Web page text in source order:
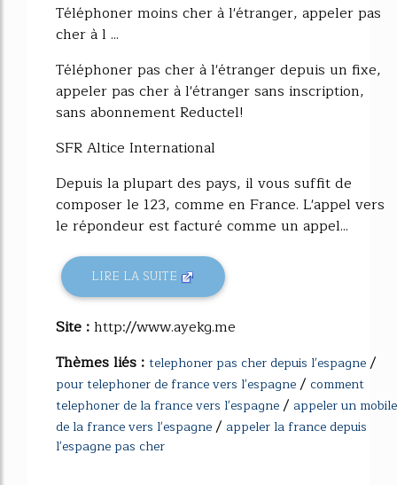
Téléphoner moins cher à l'étranger, appeler pas
cher à l ...
Téléphoner pas cher à l'étranger depuis un fixe,
appeler pas cher à l'étranger sans inscription,
sans abonnement Reductel!
SFR Altice International
Depuis la plupart des pays, il vous suffit de
composer le 123, comme en France. L'appel vers
le répondeur est facturé comme un appel...
LIRE LA SUITE
Site :http://www.ayekg.me
Thèmes liés : telephoner pas cher depuis l'espagne/
pour telephoner de france vers l'espagne/ comment
telephoner de la france vers l'espagne/ appeler un mobile
de la france vers l'espagne/ appeler la france depuis
l'espagne pas cher